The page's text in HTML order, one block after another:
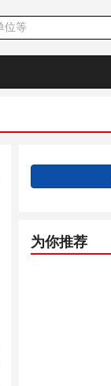
为你推荐